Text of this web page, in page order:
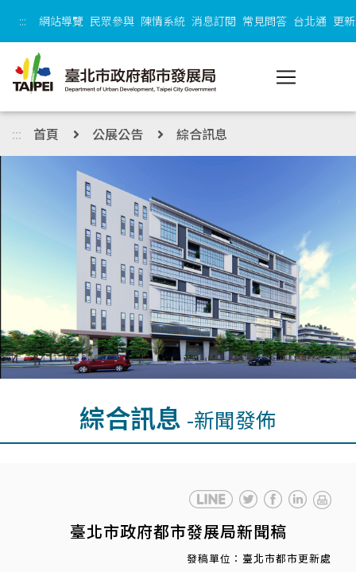
::: 網站導覽 民眾參與 陳情系統 消息訂閱 常見問答 台北通 更
::: 首頁 公展公告 綜合訊息
綜合訊息 -新聞發佈
臺北市政府都市發展局新聞稿
發稿單位：臺北市都市更新處